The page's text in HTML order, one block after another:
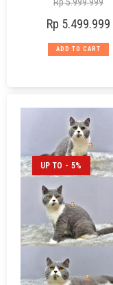
Rp 5.499.999
ADD TO CART
UP TO - 5%